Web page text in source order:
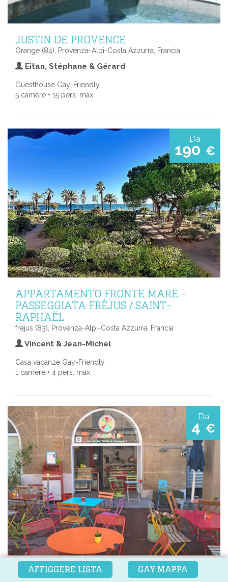
JUSTIN DE PROVENCE
Orange (84), Provenza-Alpi-Costa Azzurra, Francia
Eitan, Stéphane & Gérard
Guesthouse Gay-Friendly
5 camere • 15 pers. max.
Da
190 €
APPARTAMENTO FRONTE MARE –
PASSEGGIATA FRÉJUS / SAINT-
RAPHAËL
frejus (83), Provenza-Alpi-Costa Azzurra, Francia
Vincent & Jean-Michel
Casa vacanze Gay-Friendly
1 camere • 4 pers. max.
Da
4 €
DAMDY'S
AFFIGGERE LISTA GAY MAPPA